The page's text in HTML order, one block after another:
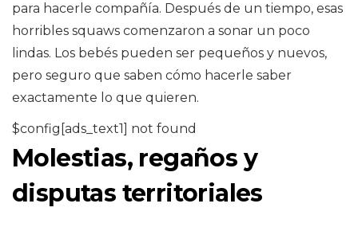
para hacerle compañía. Después de un tiempo, esas
horribles squaws comenzaron a sonar un poco
lindas. Los bebés pueden ser pequeños y nuevos,
pero seguro que saben cómo hacerle saber
exactamente lo que quieren.
$config[ads_text1] not found
Molestias, regaños y
disputas territoriales